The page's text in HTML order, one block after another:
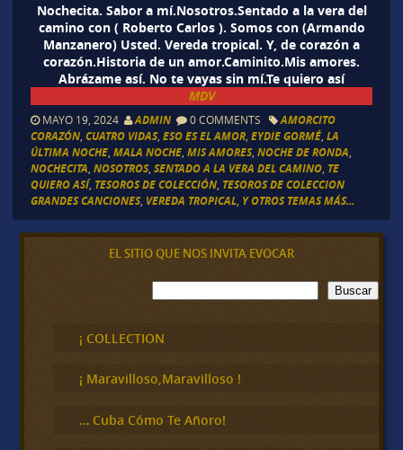
Nochecita. Sabor a mí.Nosotros.Sentado a la vera del
camino con ( Roberto Carlos ). Somos con (Armando
Manzanero) Usted. Vereda tropical. Y, de corazón a
corazón.Historia de un amor.Caminito.Mis amores.
Abrázame así. No te vayas sin mí.Te quiero así
MDV
MAYO 19, 2024 ADMIN 0 COMMENTS
AMORCITO
CORAZÓN, CUATRO VIDAS, ESO ES EL AMOR, EYDIE GORMÉ, LA
ÚLTIMA NOCHE, MALA NOCHE, MIS AMORES, NOCHE DE RONDA
NOCHECITA NOSOTROS, SENTADO A LA VERA DEL CAMINO, TE
QUIERO ASÍ, TESOROS DE COLECCIÓN, TESOROS DE COLECCION
GRANDES CANCIONES, VEREDA TROPICAL, Y OTROS TEMAS MÁS...
EL SITIO QUE NOS INVITA EVOCAR
B
u
c
a
Buscar
¡ COLLECTION
¡ Maravilloso,Maravilloso !
… Cuba Cómo Te Añoro!